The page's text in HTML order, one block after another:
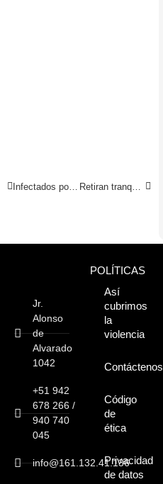
Infectados por Covid 19 bordea los 8 mil casos en la región Retiran tranquera instalada cerca del cruce de Uchuglla
Jr.
Alonso
de
Alvarado
1042
+51 942
678 266 /
940 740
045
info@161.132.41.136
POLÍTICAS
Así
cubrimos
la
violencia
Contáctenos
Código
de
ética
Privacidad
de datos